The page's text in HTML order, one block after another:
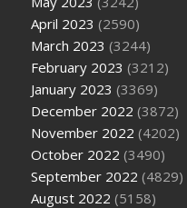
April 2023 (2590)
March 2023 (3244)
February 2023 (3212)
January 2023 (3369)
December 2022 (3872)
November 2022 (4202)
October 2022 (3490)
September 2022 (4829)
August 2022 (5158)